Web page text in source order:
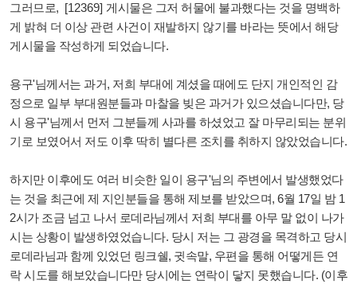
그러므로, [12369] 게시물은 그저 허물에 불과했다는 것을 명백하
게 밝혀 더 이상 관련 사건이 재발하지 않기를 바라는 뜻에서 해당
게시물을 작성하게 되었습니다.
용구'님께서는 과거, 저희 부대에 계셨을 때에도 단지 개인적인 감
정으로 일부 부대원분들과 마찰을 빚은 과거가 있으셨습니다만, 당
시 용구'님께서 먼저 그분들께 사과를 하셨었고 잘 마무리되는 분위
기로 보였어서 저도 이후 딱히 별다른 조치를 취하지 않았었습니다.
하지만 이후에도 여러 비슷한 일이 용구'님의 주변에서 발생했었다
는 것을 최근에 제 지인분들을 통해 제보를 받았으며, 6월 17일 밤 1
2시가 조금 넘고 나서 로데라님께서 저희 부대를 아무 말 없이 나가
시는 상황이 발생하였었습니다. 당시 저는 그 광경을 목격하고 당시
로데라님과 함께 있었던 링크쉘, 귓속말, 우편을 통해 어떻게든 연
락 시도를 해보았습니다만 당시에는 연락이 닿지 못했습니다. (이후